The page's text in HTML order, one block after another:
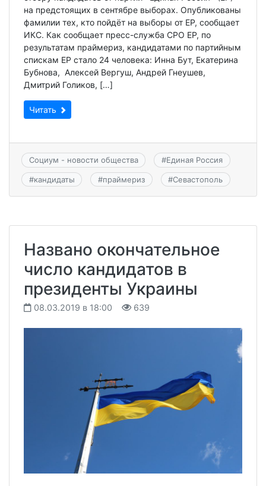
на предстоящих в сентябре выборах. Опубликованы
фамилии тех, кто пойдёт на выборы от ЕР, сообщает
ИКС. Как сообщает пресс-служба СРО ЕР, по
результатам праймериз, кандидатами по партийным
спискам ЕР стало 24 человека: Инна Бут, Екатерина
Бубнова, Алексей Вергуш, Андрей Гнеушев,
Дмитрий Голиков, […]
Читать
Социум - новости общества #Единая Россия
#кандидаты #праймериз #Севастополь
Названо окончательное
число кандидатов в
президенты Украины
08.03.2019 в 18:00 639